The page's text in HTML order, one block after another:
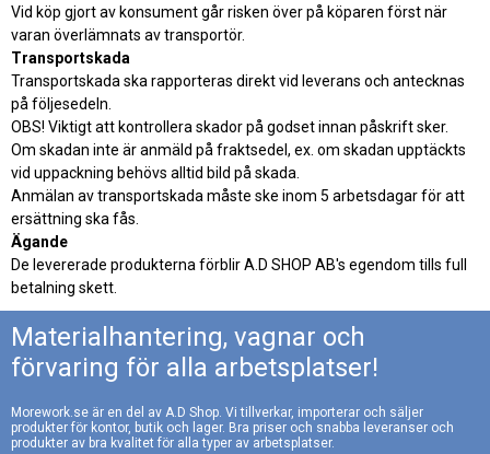
Vid köp gjort av konsument går risken över på köparen först när
varan överlämnats av transportör.
Transportskada
Transportskada ska rapporteras direkt vid leverans och antecknas
på följesedeln.
OBS! Viktigt att kontrollera skador på godset innan påskrift sker.
Om skadan inte är anmäld på fraktsedel, ex. om skadan upptäckts
vid uppackning behövs alltid bild på skada.
Anmälan av transportskada måste ske inom 5 arbetsdagar för att
ersättning ska fås.
Ägande
De levererade produkterna förblir A.D SHOP AB's egendom tills full
betalning skett.
Materialhantering, vagnar och
förvaring för alla arbetsplatser!
Morework.se är en del av A.D Shop. Vi tillverkar, importerar och säljer
produkter för kontor, butik och lager. Bra priser och snabba leveranser och
produkter av bra kvalitet för alla typer av arbetsplatser.